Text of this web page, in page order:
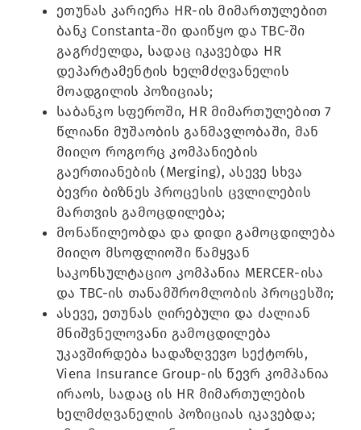
ეთუნას კარიერა HR-ის მიმართულებით
ბანკ Constanta-ში დაიწყო და TBC-ში
გაგრძელდა, სადაც იკავებდა HR
დეპარტამენტის ხელმძღვანელის
მოადგილის პოზიციას;
საბანკო სფეროში, HR მიმართულებით 7
წლიანი მუშაობის განმავლობაში, მან
მიიღო როგორც კომპანიების
გაერთიანების (Merging), ასევე სხვა
ბევრი ბიზნეს პროცესის ცვლილების
მართვის გამოცდილება;
მონაწილეობდა და დიდი გამოცდილება
მიიღო მსოფლიოში წამყვან
საკონსულტაციო კომპანია MERCER-ისა
და TBC-ის თანამშრომლობის პროცესში;
ასევე, ეთუნას ღირებული და ძალიან
მნიშვნელოვანი გამოცდილება
უკავშირდება სადაზღვევო სექტორს,
Viena Insurance Group-ის წევრ კომპანია
ირაოს, სადაც ის HR მიმართულების
ხელმძღვანელის პოზიციას იკავებდა;